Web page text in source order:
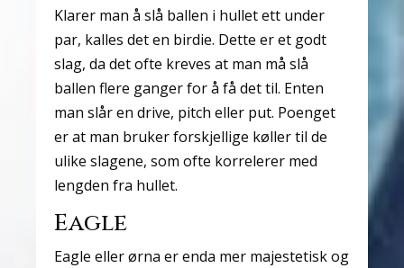
Klarer man å slå ballen i hullet ett under
par, kalles det en birdie. Dette er et godt
slag, da det ofte kreves at man må slå
ballen flere ganger for å få det til. Enten
man slår en drive, pitch eller put. Poenget
er at man bruker forskjellige køller til de
ulike slagene, som ofte korrelerer med
lengden fra hullet.
Eagle
Eagle eller ørna er enda mer majestetisk og